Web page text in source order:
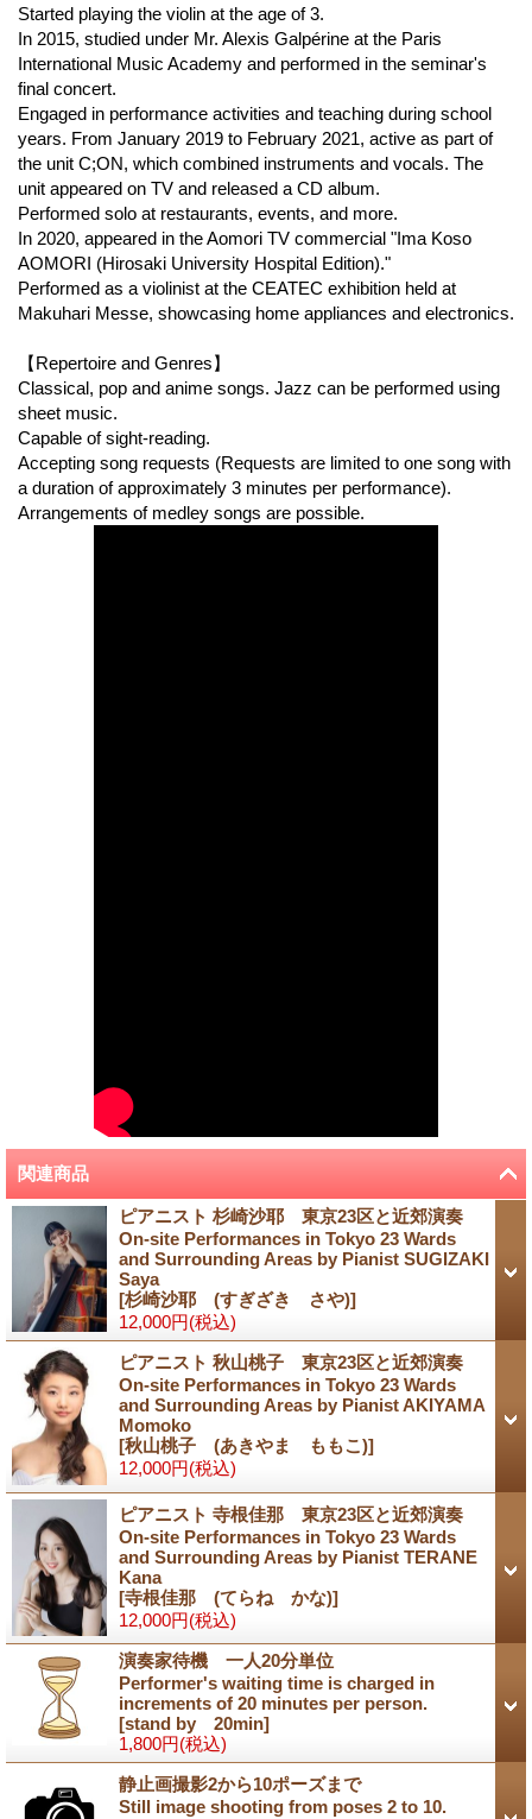
Started playing the violin at the age of 3.
In 2015, studied under Mr. Alexis Galpérine at the Paris
International Music Academy and performed in the seminar's
final concert.
Engaged in performance activities and teaching during school
years. From January 2019 to February 2021, active as part of
the unit C;ON, which combined instruments and vocals. The
unit appeared on TV and released a CD album.
Performed solo at restaurants, events, and more.
In 2020, appeared in the Aomori TV commercial "Ima Koso
AOMORI (Hirosaki University Hospital Edition)."
Performed as a violinist at the CEATEC exhibition held at
Makuhari Messe, showcasing home appliances and electronics.
【Repertoire and Genres】
Classical, pop and anime songs. Jazz can be performed using
sheet music.
Capable of sight-reading.
Accepting song requests (Requests are limited to one song with
a duration of approximately 3 minutes per performance).
Arrangements of medley songs are possible.
関連商品
ピアニスト 杉崎沙耶 東京23区と近郊演奏
On-site Performances in Tokyo 23 Wards
and Surrounding Areas by Pianist SUGIZAKI
Saya
[杉崎沙耶 (すぎざき さや)]
12,000円(税込)
ピアニスト 秋山桃子 東京23区と近郊演奏
On-site Performances in Tokyo 23 Wards
and Surrounding Areas by Pianist AKIYAMA
Momoko
[秋山桃子 (あきやま ももこ)]
12,000円(税込)
ピアニスト 寺根佳那 東京23区と近郊演奏
On-site Performances in Tokyo 23 Wards
and Surrounding Areas by Pianist TERANE
Kana
[寺根佳那 (てらね かな)]
12,000円(税込)
演奏家待機 一人20分単位
Performer's waiting time is charged in
increments of 20 minutes per person.
[stand by 20min]
1,800円(税込)
静止画撮影2から10ポーズまで
Still image shooting from poses 2 to 10.